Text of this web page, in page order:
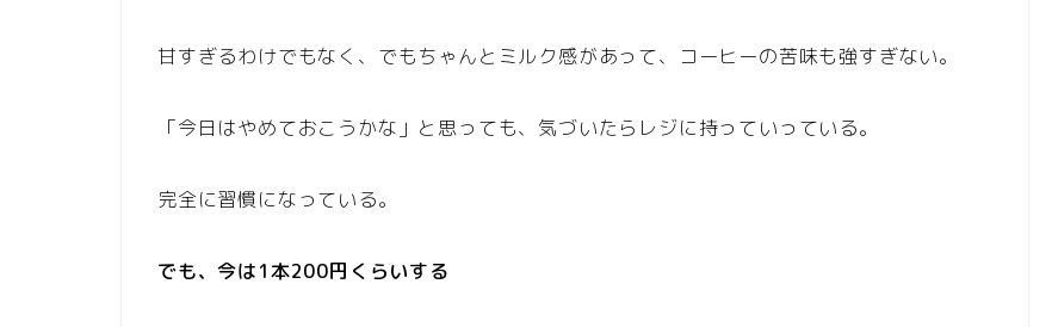
甘すぎるわけでもなく、でもちゃんとミルク感があって、コーヒーの苦味も強すぎない。
「今日はやめておこうかな」と思っても、気づいたらレジに持っていっている。
完全に習慣になっている。
でも、今は1本200円くらいする